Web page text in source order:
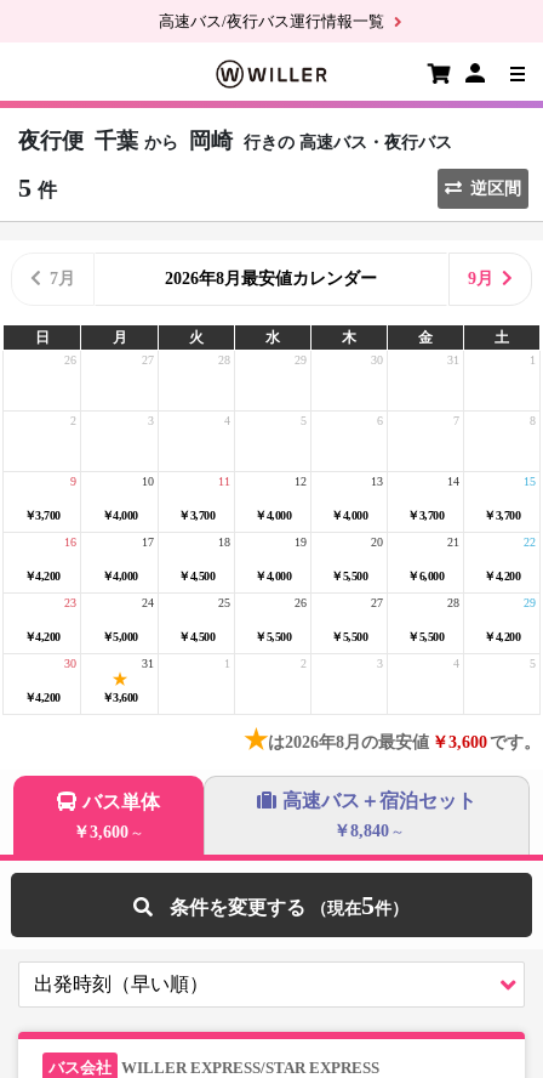
高速バス/夜行バス運行情報一覧
夜行便 千葉 から 岡崎 行きの 高速バス・夜行バス
5 件 逆区間
7月 2026年8月最安値カレンダー 9月
日 月 火 水 木 金 土
26 27 28 29 30 31 1
2 3 4 5 6 7 8
￥3,700
9
￥4,000
10
￥3,700
11
￥4,000
12
￥4,000
13
￥3,700
14
￥3,700
15
￥4,200
16
￥4,000
17
￥4,500
18
￥4,000
19
￥5,500
20
￥6,000
21
￥4,200
22
￥4,200
23
￥5,000
24
￥4,500
25
￥5,500
26
￥5,500
27
￥5,500
28
￥4,200
29
￥4,200
30
￥3,600
31 1 2 3 4 5
★は2026年8月の最安値 ￥3,600です。
バス単体
￥3,600 ～
高速バス＋宿泊セット
￥8,840 ～
条件を変更する 5
WILLER EXPRESS/STAR EXPRESS